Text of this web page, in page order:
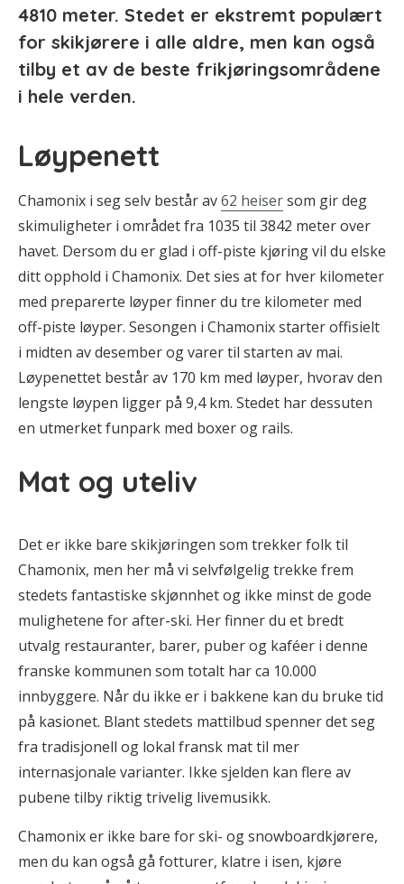
4810 meter. Stedet er ekstremt populært
for skikjørere i alle aldre, men kan også
tilby et av de beste frikjøringsområdene
i hele verden.
Løypenett
Chamonix i seg selv består av62 heisersom gir deg
skimuligheter i området fra 1035 til 3842 meter over
havet. Dersom du er glad i off-piste kjøring vil du elske
ditt opphold i Chamonix. Det sies at for hver kilometer
med preparerte løyper finner du tre kilometer med
off-piste løyper. Sesongen i Chamonix starter offisielt
i midten av desember og varer til starten av mai.
Løypenettet består av 170 km med løyper, hvorav den
lengste løypen ligger på 9,4 km. Stedet har dessuten
en utmerket funpark med boxer og rails.
Mat og uteliv
Det er ikke bare skikjøringen som trekker folk til
Chamonix, men her må vi selvfølgelig trekke frem
stedets fantastiske skjønnhet og ikke minst de gode
mulighetene for after-ski. Her finner du et bredt
utvalg restauranter, barer, puber og kaféer i denne
franske kommunen som totalt har ca 10.000
innbyggere. Når du ikke er i bakkene kan du bruke tid
på kasionet. Blant stedets mattilbud spenner det seg
fra tradisjonell og lokal fransk mat til mer
internasjonale varianter. Ikke sjelden kan flere av
pubene tilby riktig trivelig livemusikk.
Chamonix er ikke bare for ski- og snowboardkjørere,
men du kan også gå fotturer, klatre i isen, kjøre